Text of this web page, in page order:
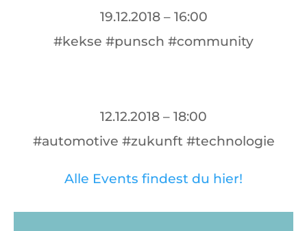
19.12.2018 – 16:00
#kekse #punsch #community
12.12.2018 – 18:00
#automotive #zukunft #technologie
Alle Events findest du hier!